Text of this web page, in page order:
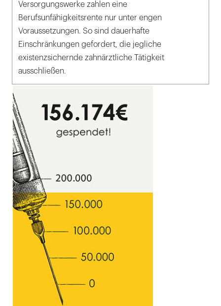
Versorgungswerke zahlen eine
Berufsunfähigkeitsrente nur unter engen
Voraussetzungen. So sind dauerhafte
Einschränkungen gefordert, die jegliche
existenzsichernde zahnärztliche Tätigkeit
ausschließen.